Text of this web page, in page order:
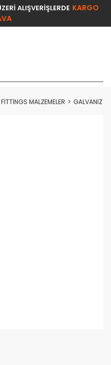
ALIŞVERİŞLERDE KARGO
FİTTİNGS MALZEMELER GALVANİZ